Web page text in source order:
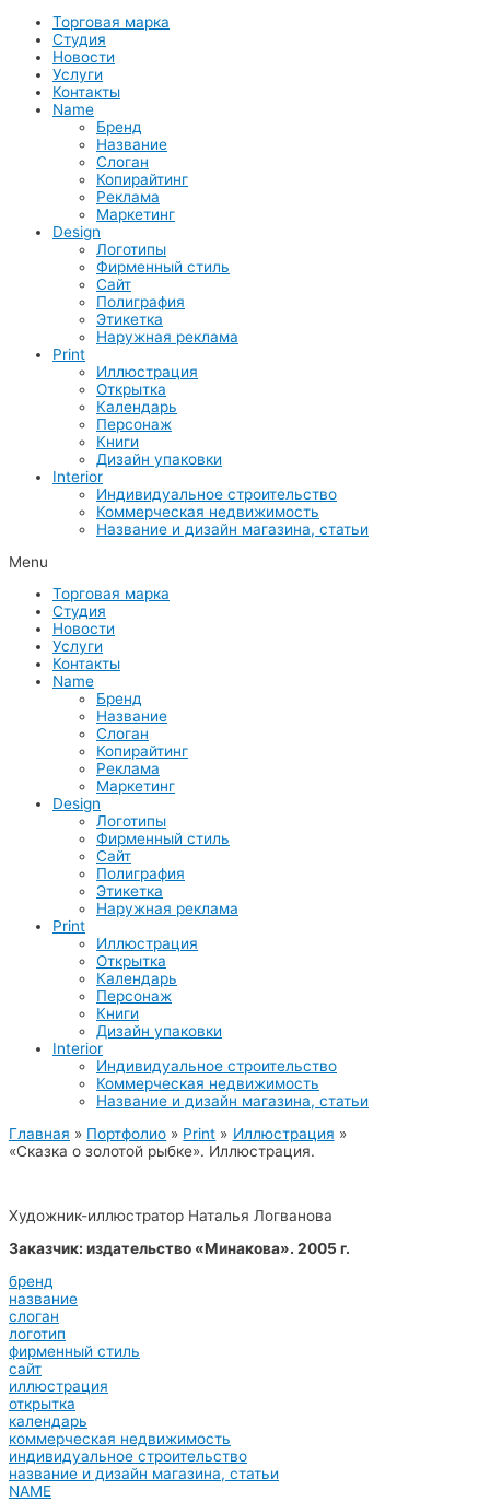
Торговая марка
Студия
Новости
Услуги
Контакты
Name
Бренд
Название
Слоган
Копирайтинг
Реклама
Маркетинг
Design
Логотипы
Фирменный стиль
Сайт
Полиграфия
Этикетка
Наружная реклама
Print
Иллюстрация
Открытка
Календарь
Персонаж
Книги
Дизайн упаковки
Interior
Индивидуальное строительство
Коммерческая недвижимость
Название и дизайн магазина, статьи
Menu
Торговая марка
Студия
Новости
Услуги
Контакты
Name
Бренд
Название
Слоган
Копирайтинг
Реклама
Маркетинг
Design
Логотипы
Фирменный стиль
Сайт
Полиграфия
Этикетка
Наружная реклама
Print
Иллюстрация
Открытка
Календарь
Персонаж
Книги
Дизайн упаковки
Interior
Индивидуальное строительство
Коммерческая недвижимость
Название и дизайн магазина, статьи
Главная
Портфолио Print
Иллюстрация
«Сказка о золотой рыбке». Иллюстрация.
Художник-иллюстратор Наталья Логванова
Заказчик: издательство «Минакова». 2005 г.
бренд
название
слоган
логотип
фирменный стиль
сайт
иллюстрация
открытка
календарь
коммерческая недвижимость
индивидуальное строительство
название и дизайн магазина, статьи
NAME